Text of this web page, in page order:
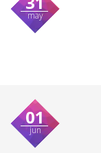
may
01
jun